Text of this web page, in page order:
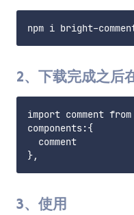
2、下载完成之后
import comment
components:{
  comment
3、使用